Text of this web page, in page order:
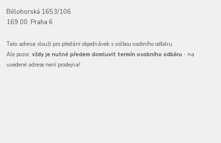
Bělohorská 1653/106
169 00 Praha 6
Tato adresa slouží pro předání objednávek s volbou osobního odběru.
Ale pozor,vždy je nutné předem domluvit termín osobního odběru - na
uvedené adrese není prodejna!